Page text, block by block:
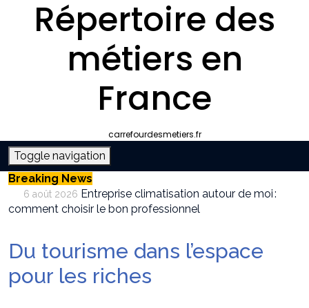
Répertoire des
métiers en
France
carrefourdesmetiers.fr
Toggle navigation
Breaking News
6 août 2026 Entreprise climatisation autour de moi :
comment choisir le bon professionnel
28 juillet 2026 SEO et IA : Comment optimiser votre site
pour apparaître dans les moteurs IA
22 juillet 2026
Stratégies invisibles pour conquérir votre
Du tourisme dans l’espace
pour les riches